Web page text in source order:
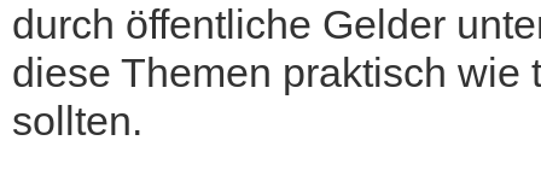
durch öffentliche Gelder
diese Themen praktisch wie
sollten.